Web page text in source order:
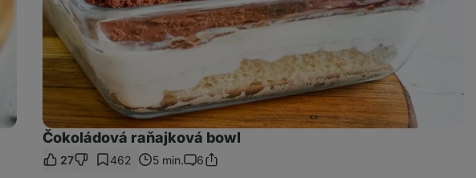
Čokoládová raňajková bowl
27 462 5 min.
Komentáre
6Zdieľať